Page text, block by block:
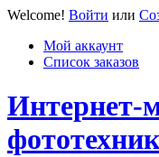
Welcome! Войти или
Мой аккаунт
Список заказов
Интернет-